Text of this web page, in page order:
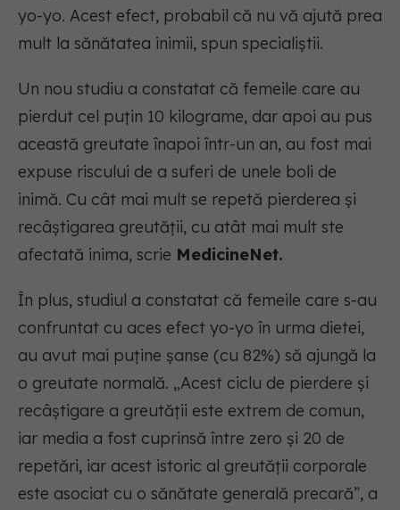
yo-yo. Acest efect, probabil că nu vă ajută prea
mult la sănătatea inimii, spun specialiștii.
Un nou studiu a constatat că femeile care au
pierdut cel puțin 10 kilograme, dar apoi au pus
această greutate înapoi într-un an, au fost mai
expuse riscului de a suferi de unele boli de
inimă. Cu cât mai mult se repetă pierderea și
recâștigarea greutății, cu atât mai mult ste
afectată inima, scrie MedicineNet.
În plus, studiul a constatat că femeile care s-au
confruntat cu aces efect yo-yo în urma dietei,
au avut mai puține șanse (cu 82%) să ajungă la
o greutate normală. „Acest ciclu de pierdere și
recâștigare a greutății este extrem de comun,
iar media a fost cuprinsă între zero și 20 de
repetări, iar acest istoric al greutății corporale
este asociat cu o sănătate generală precară”, a